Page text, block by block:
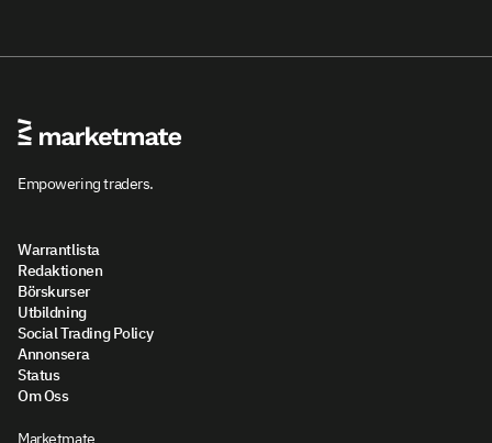
Empowering traders.
Warrantlista
Redaktionen
Börskurser
Utbildning
Social Trading Policy
Annonsera
Status
Om Oss
Marketmate